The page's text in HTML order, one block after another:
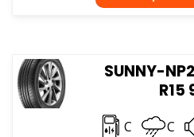
SUNNY-
R15
C C